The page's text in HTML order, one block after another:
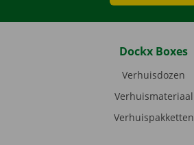
Dockx Boxes
Verhuisdozen
Verhuismateriaal
Verhuispakketten